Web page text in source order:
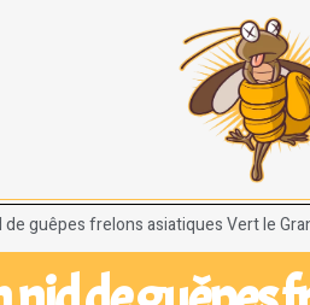
guêpes frelons asiatiques Vert le